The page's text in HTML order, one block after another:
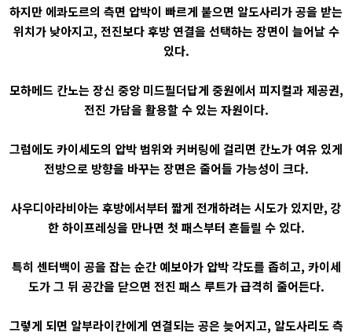
하지만 에콰도르의 측면 압박이 빠르게 붙으면 알도사리가 공을 받는
위치가 낮아지고, 전진보다 후방 연결을 선택하는 장면이 늘어날 수
있다.
모하메드 칸노는 장신 중앙 미드필더답게 중원에서 피지컬과 제공권,
전진 가담을 활용할 수 있는 자원이다.
그럼에도 카이세도의 압박 범위와 커버링에 걸리면 칸노가 여유 있게
전방으로 방향을 바꾸는 장면은 줄어들 가능성이 크다.
사우디아라비아는 후방에서부터 짧게 전개하려는 시도가 있지만, 강
한 하이프레싱을 만나면 첫 패스부터 흔들릴 수 있다.
특히 센터백이 공을 잡는 순간 예보아가 압박 각도를 좁히고, 카이세
도가 그 뒤 공간을 닫으면 전진 패스 루트가 급격히 줄어든다.
그렇게 되면 알부라이칸에게 연결되는 공은 늦어지고, 알도사리도 측